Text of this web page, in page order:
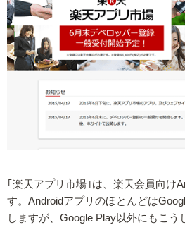
｢楽天アプリ市場｣は、楽天会員向け
す。Androidアプリのほとんどは
しますが、Google Play以外にもこ